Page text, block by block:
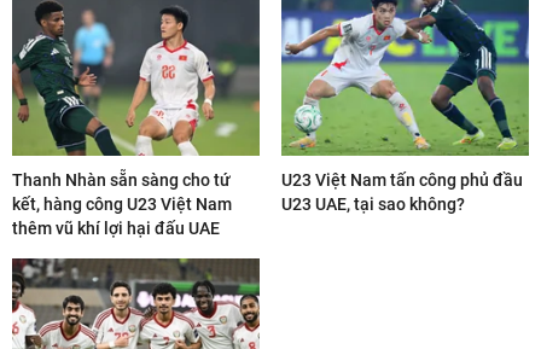
Thanh Nhàn sẵn sàng cho tứ
kết, hàng công U23 Việt Nam
thêm vũ khí lợi hại đấu UAE
U23 Việt Nam tấn công phủ đầu
U23 UAE, tại sao không?